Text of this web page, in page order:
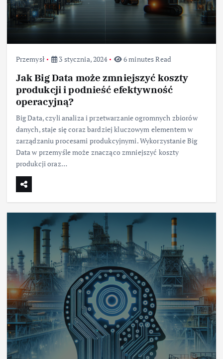
Przemysł 3 stycznia, 2024 6 minutes Read
Jak Big Data może zmniejszyć koszty
produkcji i podnieść efektywność
operacyjną?
Big Data, czyli analiza i przetwarzanie ogromnych zbiorów
danych, staje się coraz bardziej kluczowym elementem w
zarządzaniu procesami produkcyjnymi. Wykorzystanie Big
Data w przemyśle może znacząco zmniejszyć koszty
produkcji oraz…